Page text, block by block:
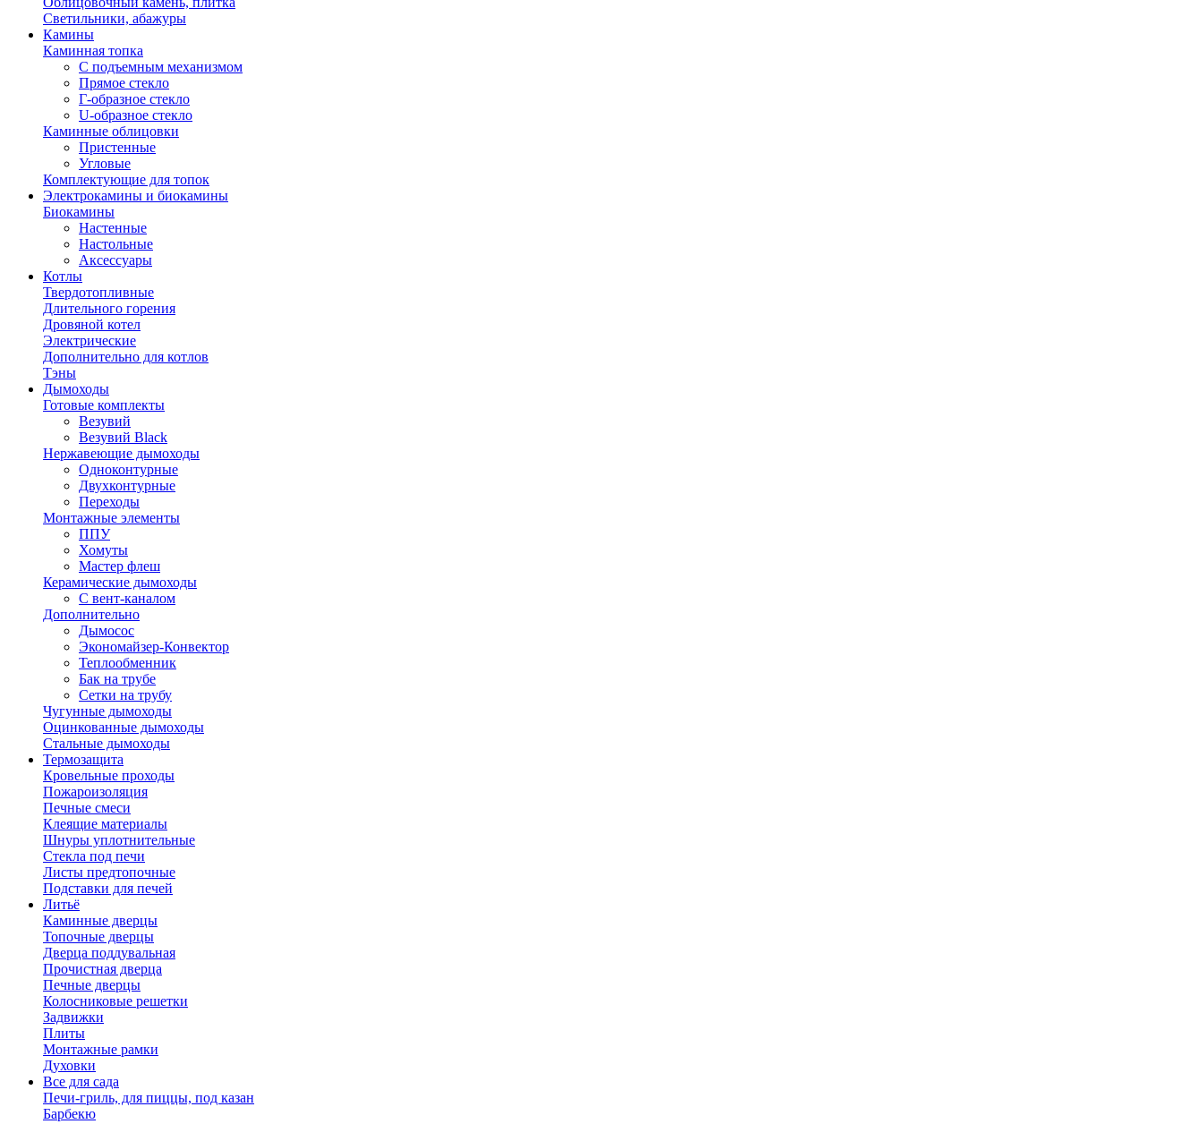
Светильники, абажуры
Камины
Каминная топка
С подъемным механизмом
Прямое стекло
Г-образное стекло
U-образное стекло
Каминные облицовки
Пристенные
Угловые
Комплектующие для топок
Электрокамины и биокамины
Биокамины
Настенные
Настольные
Аксессуары
Котлы
Твердотопливные
Длительного горения
Дровяной котел
Электрические
Дополнительно для котлов
Тэны
Дымоходы
Готовые комплекты
Везувий
Везувий Black
Нержавеющие дымоходы
Одноконтурные
Двухконтурные
Переходы
Монтажные элементы
ППУ
Хомуты
Мастер флеш
Керамические дымоходы
С вент-каналом
Дополнительно
Дымосос
Экономайзер-Конвектор
Теплообменник
Бак на трубе
Сетки на трубу
Чугунные дымоходы
Оцинкованные дымоходы
Стальные дымоходы
Термозащита
Кровельные проходы
Пожароизоляция
Печные смеси
Клеящие материалы
Шнуры уплотнительные
Стекла под печи
Листы предтопочные
Подставки для печей
Литьё
Каминные дверцы
Топочные дверцы
Дверца поддувальная
Прочистная дверца
Печные дверцы
Колосниковые решетки
Задвижки
Плиты
Монтажные рамки
Духовки
Все для сада
Печи-гриль, для пиццы, под казан
Барбекю